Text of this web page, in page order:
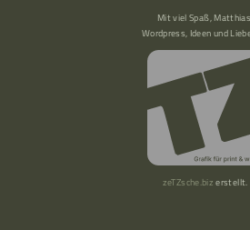
Mit viel Spaß,
Wordpress, Ideen und
zeTZsche.biz erstellt.